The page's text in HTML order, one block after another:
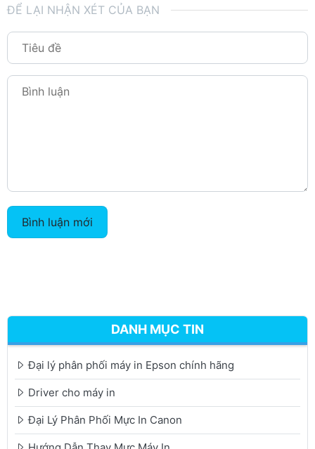
ĐỂ LẠI NHẬN XÉT CỦA BẠN
Bình luận mới
DANH MỤC TIN
Đại lý phân phối máy in Epson chính hãng
Driver cho máy in
Đại Lý Phân Phối Mực In Canon